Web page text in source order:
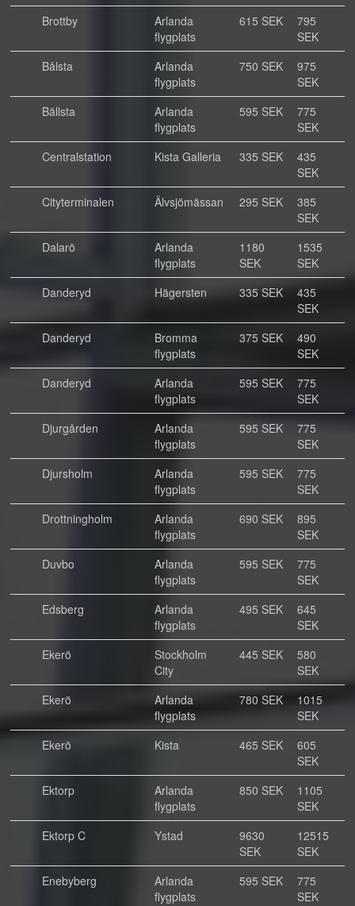
Brottby
Arlanda
flygplats
615 SEK
795
SEK
Bålsta
Arlanda
flygplats
750 SEK
975
SEK
Bällsta
Arlanda
flygplats
595 SEK
775
SEK
Centralstation
Kista Galleria 335 SEK
435
SEK
Cityterminalen
Älvsjömässan 295 SEK
385
SEK
Dalarö
Arlanda
flygplats
1180
SEK
1535
SEK
Danderyd
Hägersten 335 SEK
435
SEK
Danderyd
Bromma
flygplats
375 SEK
490
SEK
Danderyd
Arlanda
flygplats
595 SEK
775
SEK
Djurgården
Arlanda
flygplats
595 SEK
775
SEK
Djursholm
Arlanda
flygplats
595 SEK
775
SEK
Drottningholm
Arlanda
flygplats
690 SEK
895
SEK
Duvbo
Arlanda
flygplats
595 SEK
775
SEK
Edsberg
Arlanda
flygplats
495 SEK
645
SEK
Ekerö
Stockholm
City
445 SEK
580
SEK
Ekerö
Arlanda
flygplats
780 SEK
1015
SEK
Ekerö
Kista 465 SEK
605
SEK
Ektorp
Arlanda
flygplats
850 SEK
1105
SEK
Ektorp C
Ystad
9630
SEK
12515
SEK
Enebyberg
Arlanda
flygplats
595 SEK
775
SEK